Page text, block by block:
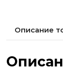
Описание